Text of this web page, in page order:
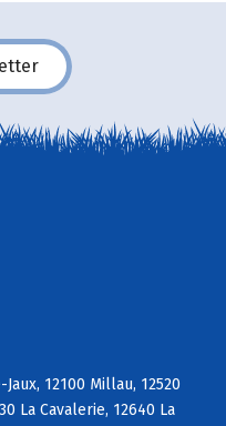
12100 Millau, 12520
La Cavalerie, 12640 La